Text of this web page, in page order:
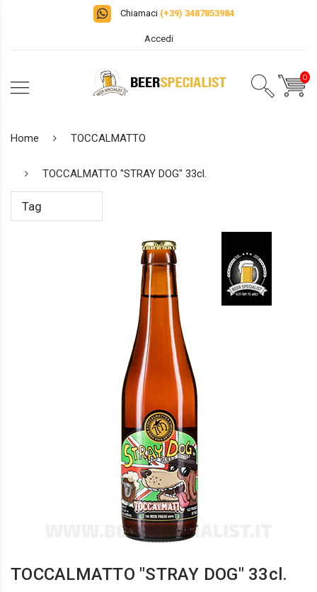
Chiamaci (+39) 3487853984
Accedi
0
Home TOCCALMATTO
TOCCALMATTO "STRAY DOG" 33cl.
Tag
TOCCALMATTO "STRAY DOG" 33cl.